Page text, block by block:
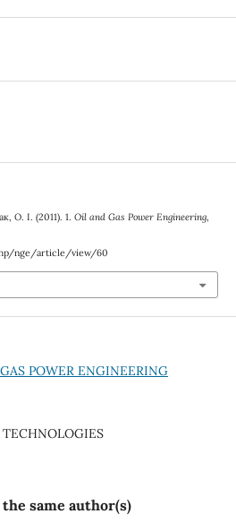
О. І. (2011). 1. Oil and Gas Power Engineering,
nge/article/view/60
POWER ENGINEERING
same author(s)